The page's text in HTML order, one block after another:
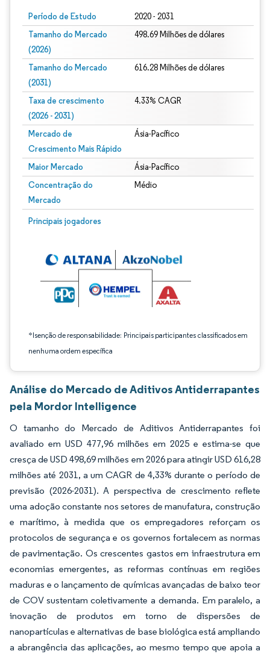
Período de Estudo 2020 - 2031
Tamanho do Mercado
(2026)
498.69 Milhões de dólares
Tamanho do Mercado
(2031)
616.28 Milhões de dólares
Taxa de crescimento
(2026 - 2031)
4.33% CAGR
Mercado de
Crescimento Mais Rápido
Ásia-Pacífico
Maior Mercado Ásia-Pacífico
Concentração do
Mercado
Médio
Principais jogadores
*Isenção de responsabilidade: Principais participantes classificados em
nenhuma ordem específica
Imagem © Mordor Intelligence. O reuso requer atribuição conforme CC BY 4.0.
Análise do Mercado de Aditivos Antiderrapantes
pela Mordor Intelligence
O tamanho do Mercado de Aditivos Antiderrapantes foi
avaliado em USD 477,96 milhões em 2025 e estima-se que
cresça de USD 498,69 milhões em 2026 para atingir USD 616,28
milhões até 2031, a um CAGR de 4,33% durante o período de
previsão (2026-2031). A perspectiva de crescimento reflete
uma adoção constante nos setores de manufatura, construção
e marítimo, à medida que os empregadores reforçam os
protocolos de segurança e os governos fortalecem as normas
de pavimentação. Os crescentes gastos em infraestrutura em
economias emergentes, as reformas contínuas em regiões
maduras e o lançamento de químicas avançadas de baixo teor
de COV sustentam coletivamente a demanda. Em paralelo, a
inovação de produtos em torno de dispersões de
nanopartículas e alternativas de base biológica está ampliando
a abrangência das aplicações, ao mesmo tempo que apoia a